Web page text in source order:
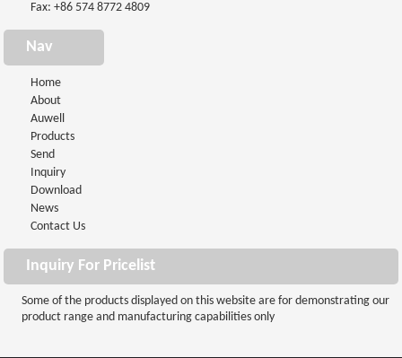
Fax: +86 574 8772 4809
Nav
Home
About
Auwell
Products
Send
Inquiry
Download
News
Contact Us
Inquiry For Pricelist
Some of the products displayed on this website are for demonstrating our
product range and manufacturing capabilities only